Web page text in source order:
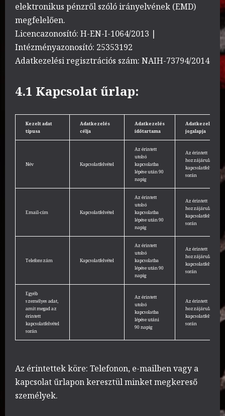
elektronikus pénzről szóló irányelvének (EMD)
megfelelően.
Licencazonosító: H-EN-I-1064/2013 |
Intézményazonosító: 25353192
Adatkezelési regisztrációs szám: NAIH-73794/2014
4.1 Kapcsolat űrlap:
Kezelt adat
típusa
Adatkezelés
célja
Adatkezelés
időtartama
Adatkezelés
jogalapja
Név Kapcsolatfelvétel
Az érintett
utolsó
kapcsolatba
lépése után 90
napig
Az érintett
hozzájárulása
kapcsolatfelvétel
során
Email-cím Kapcsolatfelvétel
Az érintett
utolsó
kapcsolatba
lépése után 90
napig
Az érintett
hozzájárulása
kapcsolatfelvétel
során
Telefonszám Kapcsolatfelvétel
Az érintett
utolsó
kapcsolatba
lépése után 90
napig
Az érintett
hozzájárulása
kapcsolatfelvétel
során
Egyéb
személyes adat,
amit megad az
érintett
kapcsolatfelvétel
során
Az érintett
utolsó
kapcsolatba
lépése utáni
90 napig
Az érintett
hozzájárulása
kapcsolatfelvétel
során
Az érintettek köre: Telefonon, e-mailben vagy a
kapcsolat űrlapon keresztül minket megkereső
személyek.